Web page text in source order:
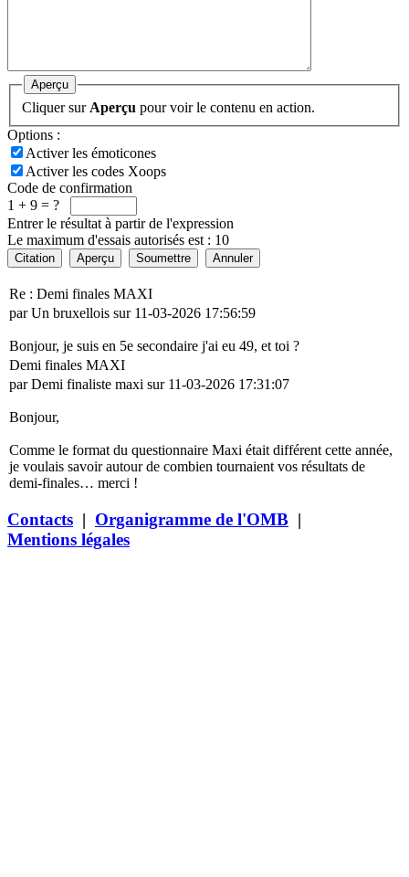
Aperçu
Cliquer sur Aperçu pour voir le contenu en action.
Options :
Activer les émoticones
Activer les codes Xoops
Code de confirmation
1 + 9 = ?
Entrer le résultat à partir de l'expression
Le maximum d'essais autorisés est : 10
Citation Aperçu Soumettre Annuler
Re : Demi finales MAXI
par Un bruxellois sur 11-03-2026 17:56:59
Bonjour, je suis en 5e secondaire j'ai eu 49, et toi ?
Demi finales MAXI
par Demi finaliste maxi sur 11-03-2026 17:31:07
Bonjour,
Comme le format du questionnaire Maxi était différent cette année,
je voulais savoir autour de combien tournaient vos résultats de
demi-finales… merci !
Contacts | Organigramme de l'OMB |
Mentions légales